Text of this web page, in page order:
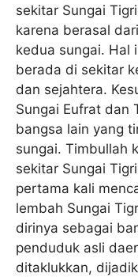
sekitar Sungai
karena berasal
kedua sungai. Hal
berada di sekitar
dan sejahtera.
Sungai Eufrat dan
bangsa lain yang
sungai. Timbullah
sekitar Sungai
pertama kali
lembah Sungai
dirinya sebagai
penduduk asli
ditaklukkan,